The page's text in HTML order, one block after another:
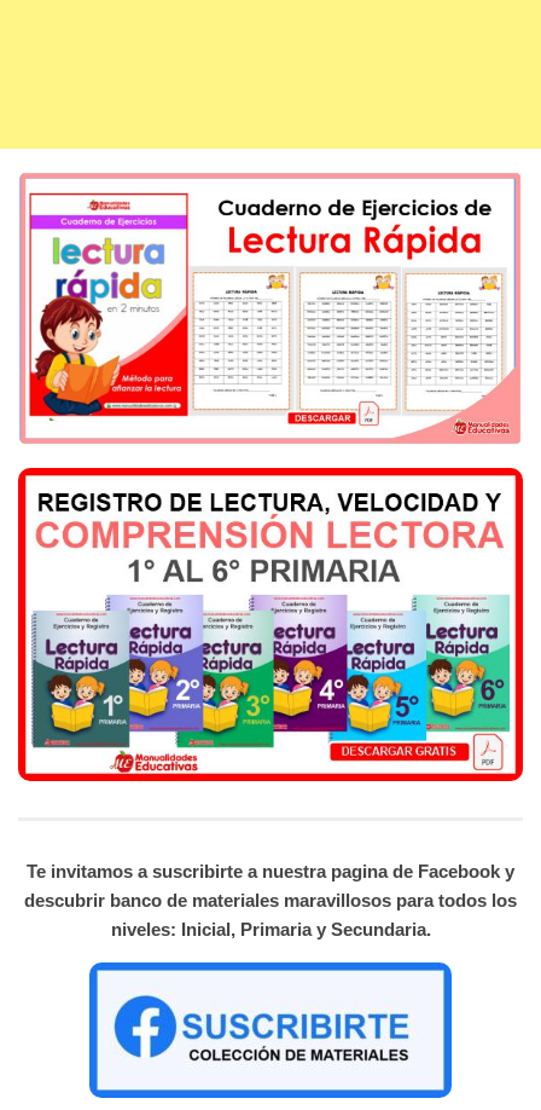
Te invitamos a suscribirte a nuestra pagina de Facebook y
descubrir banco de materiales maravillosos para todos los
niveles: Inicial, Primaria y Secundaria.